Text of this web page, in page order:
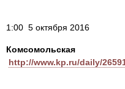
1:00 5 октября 2016
http://www.kp.ru/daily/